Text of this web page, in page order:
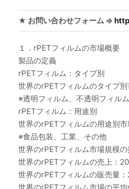
★ お問い合わせフォーム ⇒
１．rPETフィルムの市場概要
製品の定義
rPETフィルム：タイプ別
世界のrPETフィルムのタイプ
※透明フィルム、不透明フィルム
rPETフィルム：用途別
世界のrPETフィルムの用途別
※食品包装、工業、その他
世界のrPETフィルム市場規模
世界のrPETフィルムの売上：
世界のrPETフィルムの販売量